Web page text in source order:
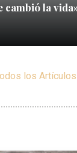
cambió la
los